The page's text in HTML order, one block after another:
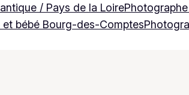
/ Pays de la Loire
bébé Bourg-des-Comptes